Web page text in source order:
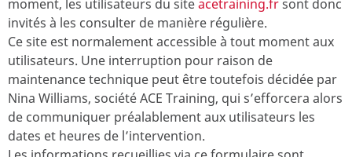
moment, les utilisateurs du siteacetraining.frsont donc
invités à les consulter de manière régulière.
Ce site est normalement accessible à tout moment aux
utilisateurs. Une interruption pour raison de
maintenance technique peut être toutefois décidée par
Nina Williams, société ACE Training, qui s’efforcera alors
de communiquer préalablement aux utilisateurs les
dates et heures de l’intervention.